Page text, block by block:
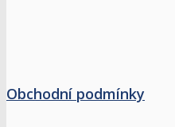
Obchodní podmínky